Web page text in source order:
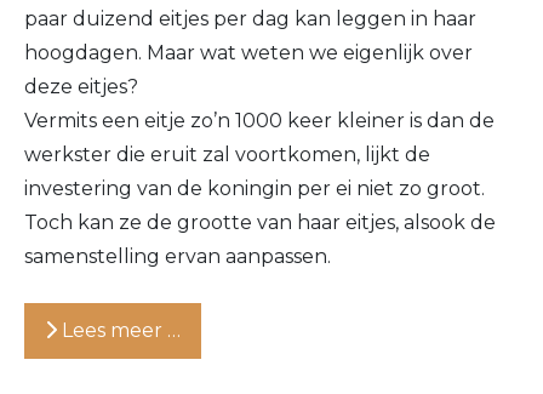
paar duizend eitjes per dag kan leggen in haar
hoogdagen. Maar wat weten we eigenlijk over
deze eitjes?
Vermits een eitje zo’n 1000 keer kleiner is dan de
werkster die eruit zal voortkomen, lijkt de
investering van de koningin per ei niet zo groot.
Toch kan ze de grootte van haar eitjes, alsook de
samenstelling ervan aanpassen.
Lees meer …